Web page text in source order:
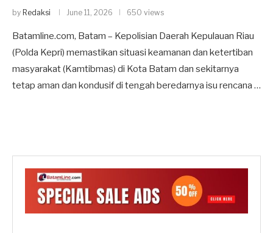
by Redaksi June 11, 2026 650 views
Batamline.com, Batam – Kepolisian Daerah Kepulauan Riau
(Polda Kepri) memastikan situasi keamanan dan ketertiban
masyarakat (Kamtibmas) di Kota Batam dan sekitarnya
tetap aman dan kondusif di tengah beredarnya isu rencana …